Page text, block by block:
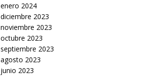
enero 2024
diciembre 2023
noviembre 2023
octubre 2023
septiembre 2023
agosto 2023
junio 2023